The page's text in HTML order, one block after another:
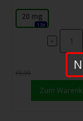
20 mg
13x
-
€6,90
Zum